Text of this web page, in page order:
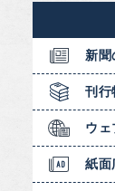
新聞
刊行
ウ
紙面